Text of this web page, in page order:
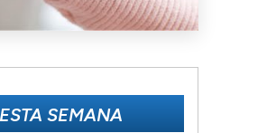
SEMANA